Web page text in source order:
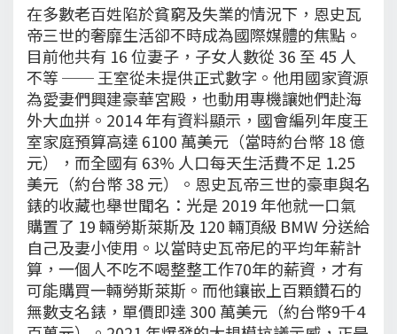
在多數老百姓陷於貧窮及失業的情況下，恩史瓦
帝三世的奢靡生活卻不時成為國際媒體的焦點。
目前他共有 16 位妻子，子女人數從 36 至 45 人
不等 ── 王室從未提供正式數字。他用國家資源
為愛妻們興建豪華宮殿，也動用專機讓她們赴海
外大血拼。2014 年有資料顯示，國會編列年度王
室家庭預算高達 6100 萬美元（當時約台幣 18 億
元），而全國有 63% 人口每天生活費不足 1.25
美元（約台幣 38 元）。恩史瓦帝三世的豪車與名
錶的收藏也舉世聞名：光是 2019 年他就一口氣
購置了 19 輛勞斯萊斯及 120 輛頂級 BMW 分送給
自己及妻小使用。以當時史瓦帝尼的平均年薪計
算，一個人不吃不喝整整工作70年的薪資，才有
可能購買一輛勞斯萊斯。而他鑲嵌上百顆鑽石的
無數支名錶，單價即達 300 萬美元（約台幣9千4